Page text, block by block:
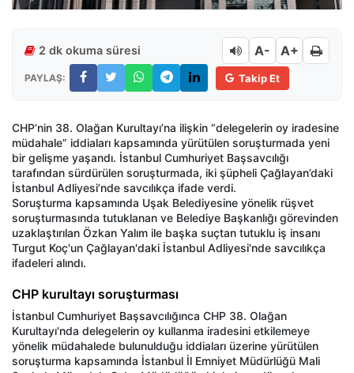
2 dk okuma süresi A- A+
PAYLAŞ: Takip Et
CHP’nin 38. Olağan Kurultayı’na ilişkin “delegelerin oy iradesine
müdahale” iddiaları kapsamında yürütülen soruşturmada yeni
bir gelişme yaşandı. İstanbul Cumhuriyet Başsavcılığı
tarafından sürdürülen soruşturmada, iki şüpheli Çağlayan’daki
İstanbul Adliyesi’nde savcılıkça ifade verdi.
Soruşturma kapsamında Uşak Belediyesine yönelik rüşvet
soruşturmasında tutuklanan ve Belediye Başkanlığı görevinden
uzaklaştırılan Özkan Yalım ile başka suçtan tutuklu iş insanı
Turgut Koç'un Çağlayan'daki İstanbul Adliyesi'nde savcılıkça
ifadeleri alındı.
CHP kurultayı soruşturması
İstanbul Cumhuriyet Başsavcılığınca CHP 38. Olağan
Kurultayı'nda delegelerin oy kullanma iradesini etkilemeye
yönelik müdahalede bulunulduğu iddiaları üzerine yürütülen
soruşturma kapsamında İstanbul İl Emniyet Müdürlüğü Mali